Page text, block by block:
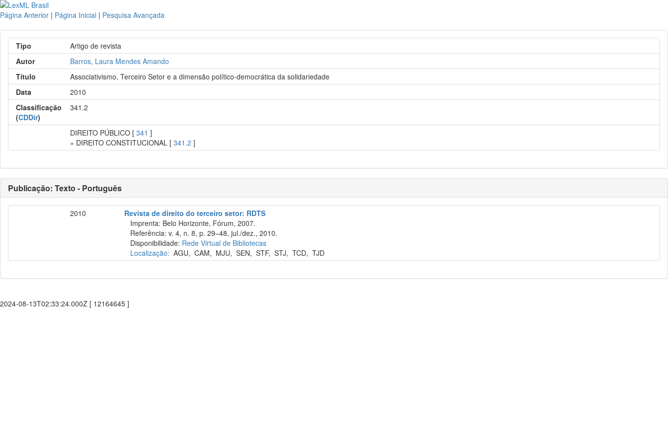
Página Anterior | Página Inicial | Pesquisa Avançada
Tipo
Artigo de revista
Autor
Barros, Laura Mendes Amando
Título
Associativismo, Terceiro Setor e a dimensão político-democrática da solidariedade
Data
2010
Classificação
(CDDir)
341.2
DIREITO PÚBLICO [341 ]
» DIREITO CONSTITUCIONAL [341.2 ]
Publicação: Texto - Português
2010
Revista de direito do terceiro setor: RDTS
Imprenta: Belo Horizonte, Fórum, 2007.
Referência: v. 4, n. 8, p. 29–48, jul./dez., 2010.
Disponibilidade: Rede Virtual de Bibliotecas
Localização: AGU,CAM, MJU,SEN,STF,STJ,TCD,TJD
2024-08-13T02:33:24.000Z [ 12164645 ]